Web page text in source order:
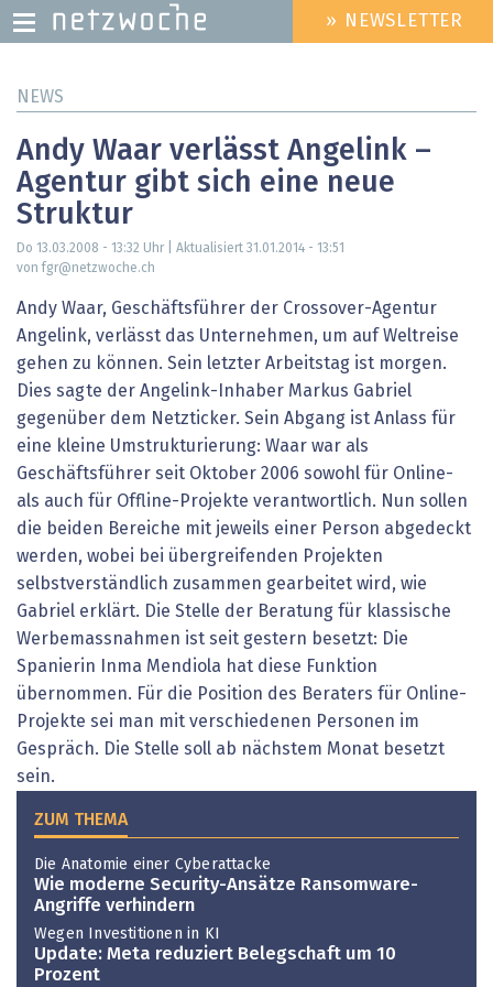
zum
HEADER
MENU
» NEWSLETTER
NEWS
Andy Waar verlässt Angelink –
Agentur gibt sich eine neue
Struktur
Do 13.03.2008 - 13:32 Uhr | Aktualisiert 31.01.2014 - 13:51
von fgr@netzwoche.ch
Andy Waar, Geschäftsführer der Crossover-Agentur
Angelink, verlässt das Unternehmen, um auf Weltreise
gehen zu können. Sein letzter Arbeitstag ist morgen.
Dies sagte der Angelink-Inhaber Markus Gabriel
gegenüber dem Netzticker. Sein Abgang ist Anlass für
eine kleine Umstrukturierung: Waar war als
Geschäftsführer seit Oktober 2006 sowohl für Online-
als auch für Offline-Projekte verantwortlich. Nun sollen
die beiden Bereiche mit jeweils einer Person abgedeckt
werden, wobei bei übergreifenden Projekten
selbstverständlich zusammen gearbeitet wird, wie
Gabriel erklärt. Die Stelle der Beratung für klassische
Werbemassnahmen ist seit gestern besetzt: Die
Spanierin Inma Mendiola hat diese Funktion
übernommen. Für die Position des Beraters für Online-
Projekte sei man mit verschiedenen Personen im
Gespräch. Die Stelle soll ab nächstem Monat besetzt
sein.
ZUM THEMA
Die Anatomie einer Cyberattacke
Wie moderne Security-Ansätze Ransomware-
Angriffe verhindern
Wegen Investitionen in KI
Update: Meta reduziert Belegschaft um 10
Prozent